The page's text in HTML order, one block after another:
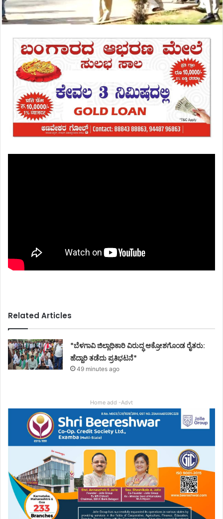
Related Articles
*ಬೆಳಗಾವಿ ಜಿಲ್ಲಾಧಿಕಾರಿ ವಿರುದ್ಧ ಆಕ್ರೋಶಗೊಂಡ ರೈತರು:
ಹೆದ್ದಾರಿ ತಡೆದು ಪ್ರತಿಭಟನೆ*
49 minutes ago
Home add -Advt